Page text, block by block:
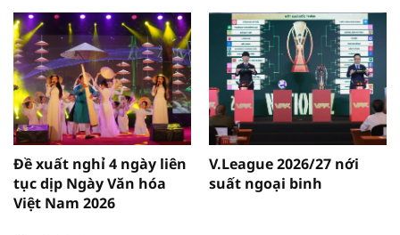
Đề xuất nghỉ 4 ngày liên
tục dịp Ngày Văn hóa
Việt Nam 2026
V.League 2026/27 nới
suất ngoại binh